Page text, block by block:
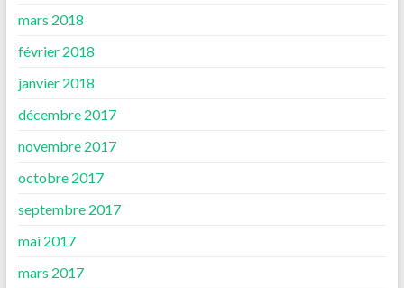
mars 2018
février 2018
janvier 2018
décembre 2017
novembre 2017
octobre 2017
septembre 2017
mai 2017
mars 2017